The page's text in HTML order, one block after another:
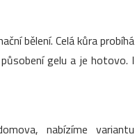
bělení. Celá kůra probíhá
gelu a je hotovo. I
nabízíme variantu